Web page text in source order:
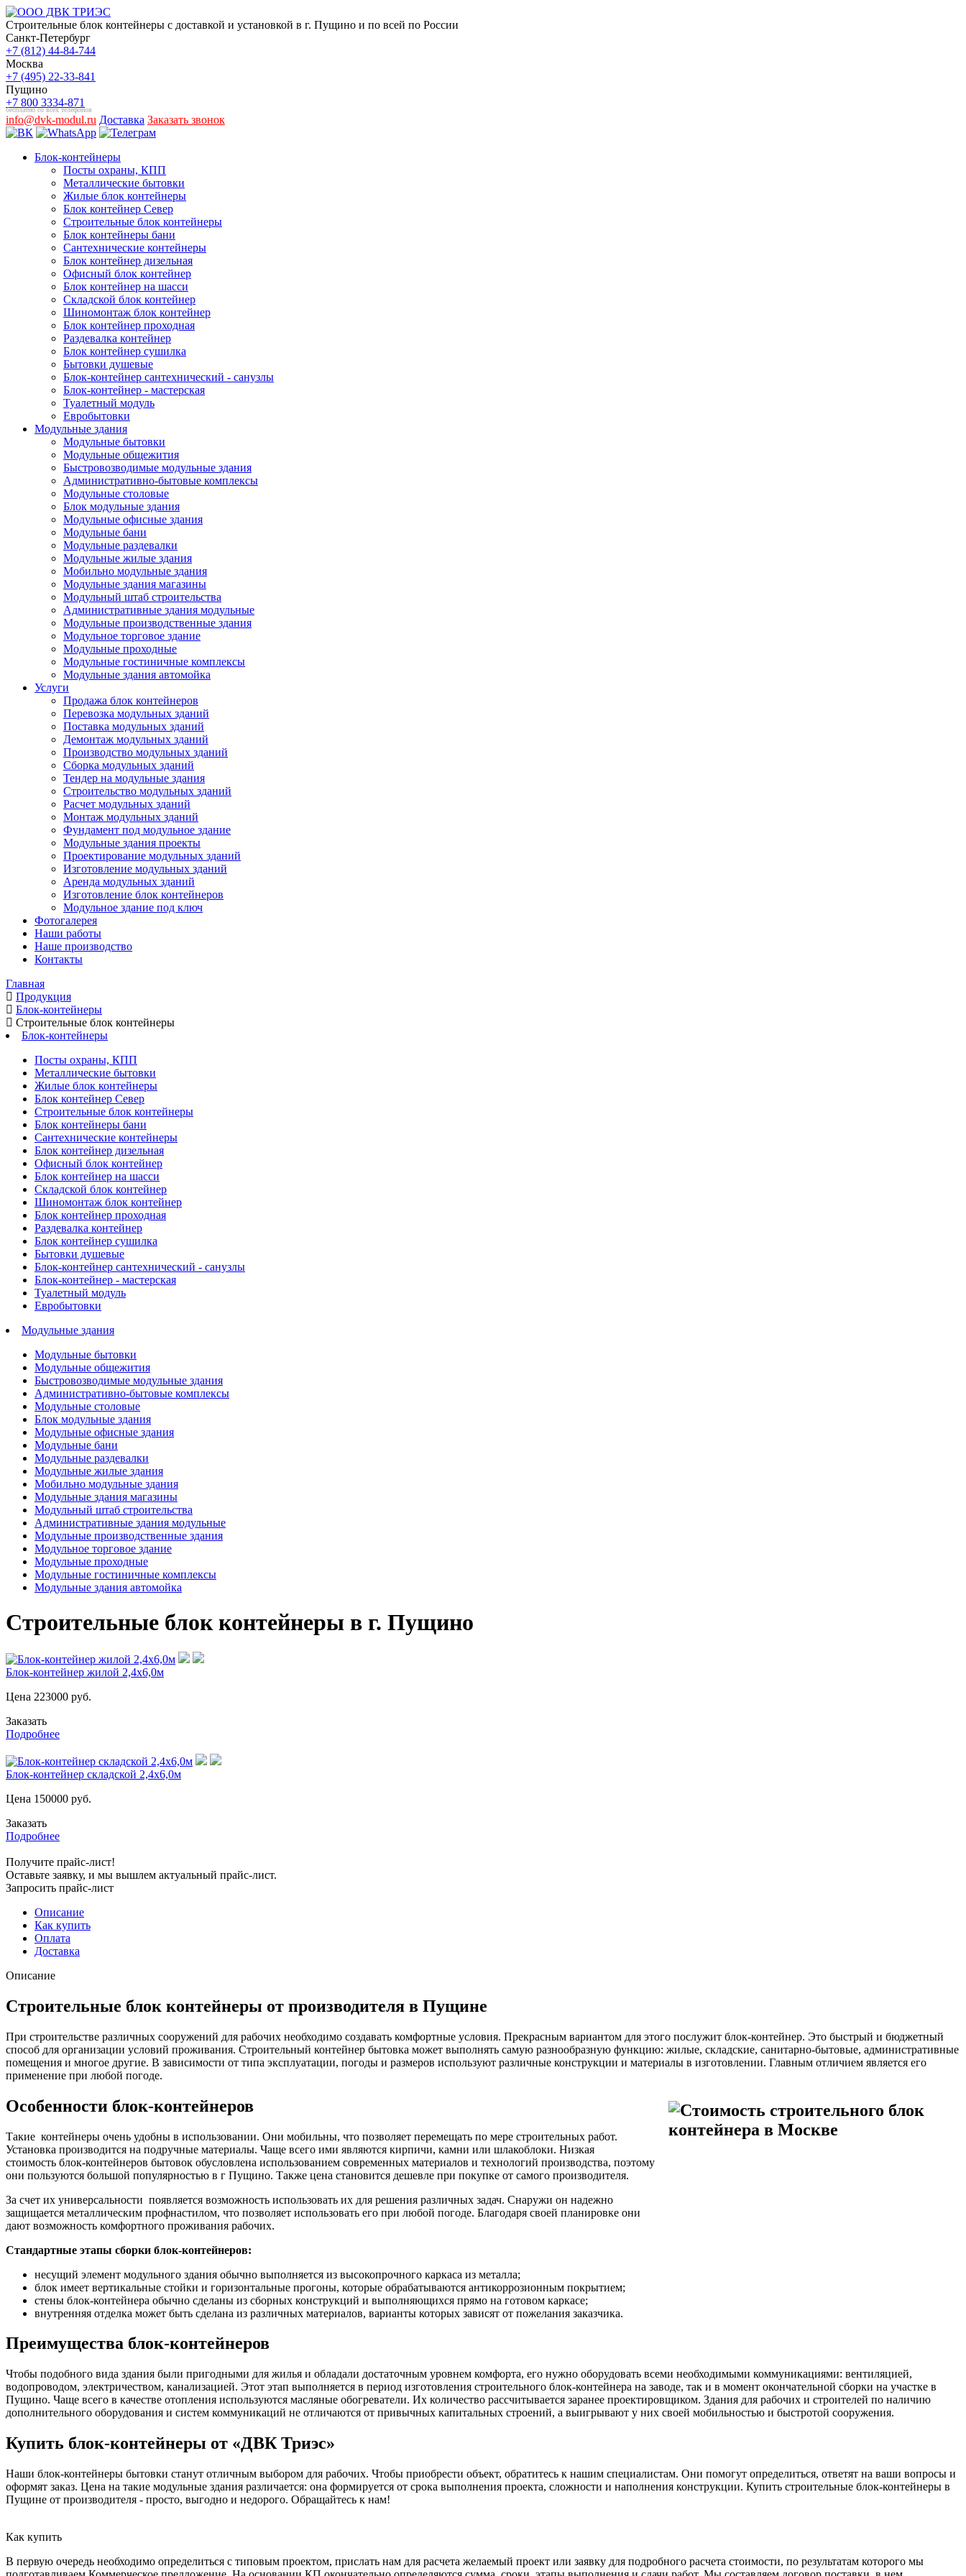
Строительные блок контейнеры с доставкой и установкой в г. Пущино и по всей по России
Санкт-Петербург
+7 (812) 44-84-744
Москва
+7 (495) 22-33-841
Пущино
+7 800 3334-871
бесплатно со всех телефонов
info@dvk-modul.ru Доставка Заказать звонок
Блок-контейнеры
Посты охраны, КПП
Металлические бытовки
Жилые блок контейнеры
Блок контейнер Север
Строительные блок контейнеры
Блок контейнеры бани
Сантехнические контейнеры
Блок контейнер дизельная
Офисный блок контейнер
Блок контейнер на шасси
Складской блок контейнер
Шиномонтаж блок контейнер
Блок контейнер проходная
Раздевалка контейнер
Блок контейнер сушилка
Бытовки душевые
Блок-контейнер сантехнический - санузлы
Блок-контейнер - мастерская
Туалетный модуль
Евробытовки
Модульные здания
Модульные бытовки
Модульные общежития
Быстровозводимые модульные здания
Административно-бытовые комплексы
Модульные столовые
Блок модульные здания
Модульные офисные здания
Модульные бани
Модульные раздевалки
Модульные жилые здания
Мобильно модульные здания
Модульные здания магазины
Модульный штаб строительства
Административные здания модульные
Модульные производственные здания
Модульное торговое здание
Модульные проходные
Модульные гостиничные комплексы
Модульные здания автомойка
Услуги
Продажа блок контейнеров
Перевозка модульных зданий
Поставка модульных зданий
Демонтаж модульных зданий
Производство модульных зданий
Сборка модульных зданий
Тендер на модульные здания
Строительство модульных зданий
Расчет модульных зданий
Монтаж модульных зданий
Фундамент под модульное здание
Модульные здания проекты
Проектирование модульных зданий
Изготовление модульных зданий
Аренда модульных зданий
Изготовление блок контейнеров
Модульное здание под ключ
Фотогалерея
Наши работы
Наше производство
Контакты
Главная
Продукция
Блок-контейнеры
Строительные блок контейнеры
Блок-контейнеры
Посты охраны, КПП
Металлические бытовки
Жилые блок контейнеры
Блок контейнер Север
Строительные блок контейнеры
Блок контейнеры бани
Сантехнические контейнеры
Блок контейнер дизельная
Офисный блок контейнер
Блок контейнер на шасси
Складской блок контейнер
Шиномонтаж блок контейнер
Блок контейнер проходная
Раздевалка контейнер
Блок контейнер сушилка
Бытовки душевые
Блок-контейнер сантехнический - санузлы
Блок-контейнер - мастерская
Туалетный модуль
Евробытовки
Модульные здания
Модульные бытовки
Модульные общежития
Быстровозводимые модульные здания
Административно-бытовые комплексы
Модульные столовые
Блок модульные здания
Модульные офисные здания
Модульные бани
Модульные раздевалки
Модульные жилые здания
Мобильно модульные здания
Модульные здания магазины
Модульный штаб строительства
Административные здания модульные
Модульные производственные здания
Модульное торговое здание
Модульные проходные
Модульные гостиничные комплексы
Модульные здания автомойка
Строительные блок контейнеры в г. Пущино
Блок-контейнер жилой 2,4х6,0м
Цена 223000 руб.
Заказать
Подробнее
Блок-контейнер складской 2,4х6,0м
Цена 150000 руб.
Заказать
Подробнее
Получите прайс-лист!
Оставьте заявку, и мы вышлем актуальный прайс-лист.
Запросить прайс-лист
Описание
Как купить
Оплата
Доставка
Описание
Строительные блок контейнеры от производителя в Пущине
При строительстве различных сооружений для рабочих необходимо создавать комфортные условия. Прекрасным вариантом для этого послужит блок-контейнер. Это быстрый и бюджетный
способ для организации условий проживания. Строительный контейнер бытовка может выполнять самую разнообразную функцию: жилые, складские, санитарно-бытовые, административные
помещения и многое другие. В зависимости от типа эксплуатации, погоды и размеров используют различные конструкции и материалы в изготовлении. Главным отличием является его
применение при любой погоде.
Особенности блок-контейнеров
Такие контейнеры очень удобны в использовании. Они мобильны, что позволяет перемещать по мере строительных работ.
Установка производится на подручные материалы. Чаще всего ими являются кирпичи, камни или шлакоблоки. Низкая
стоимость блок-контейнеров бытовок обусловлена использованием современных материалов и технологий производства, поэтому
они пользуются большой популярностью в г Пущино. Также цена становится дешевле при покупке от самого производителя.
За счет их универсальности появляется возможность использовать их для решения различных задач. Снаружи он надежно
защищается металлическим профнастилом, что позволяет использовать его при любой погоде. Благодаря своей планировке они
дают возможность комфортного проживания рабочих.
Стандартные этапы сборки блок-контейнеров:
несущий элемент модульного здания обычно выполняется из высокопрочного каркаса из металла;
блок имеет вертикальные стойки и горизонтальные прогоны, которые обрабатываются антикоррозионным покрытием;
стены блок-контейнера обычно сделаны из сборных конструкций и выполняющихся прямо на готовом каркасе;
внутренняя отделка может быть сделана из различных материалов, варианты которых зависят от пожелания заказчика.
Преимущества блок-контейнеров
Чтобы подобного вида здания были пригодными для жилья и обладали достаточным уровнем комфорта, его нужно оборудовать всеми необходимыми коммуникациями: вентиляцией,
водопроводом, электричеством, канализацией. Этот этап выполняется в период изготовления строительного блок-контейнера на заводе, так и в момент окончательной сборки на участке в
Пущино. Чаще всего в качестве отопления используются масляные обогреватели. Их количество рассчитывается заранее проектировщиком. Здания для рабочих и строителей по наличию
дополнительного оборудования и систем коммуникаций не отличаются от привычных капитальных строений, а выигрывают у них своей мобильностью и быстротой сооружения.
Купить блок-контейнеры от «ДВК Триэс»
Наши блок-контейнеры бытовки станут отличным выбором для рабочих. Чтобы приобрести объект, обратитесь к нашим специалистам. Они помогут определиться, ответят на ваши вопросы и
оформят заказ. Цена на такие модульные здания различается: она формируется от срока выполнения проекта, сложности и наполнения конструкции. Купить строительные блок-контейнеры в
Пущине от производителя - просто, выгодно и недорого. Обращайтесь к нам!
Как купить
В первую очередь необходимо определиться с типовым проектом, прислать нам для расчета желаемый проект или заявку для подробного расчета стоимости, по результатам которого мы